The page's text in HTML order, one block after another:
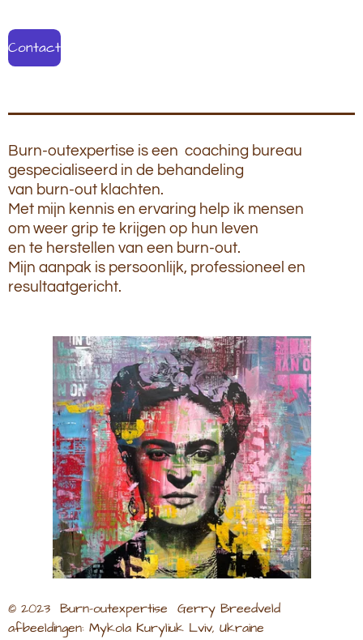
Contact
Burn-outexpertise is een coaching bureau
gespecialiseerd in de behandeling
van burn-out klachten.
Met mijn kennis en ervaring help ik mensen
om weer grip te krijgen op hun leven
en te herstellen van een burn-out.
Mijn aanpak is persoonlijk, professioneel en
resultaatgericht.
© 2023 Burn-outexpertise Gerry Breedveld
afbeeldingen: Mykola Kuryliuk Lviv, Ukraine